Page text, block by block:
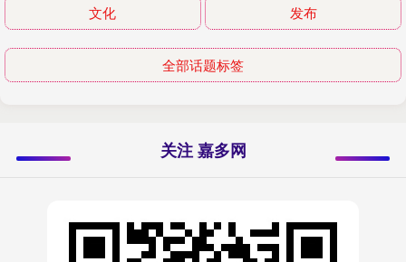
文化 发布
全部话题标签
关注 嘉多网